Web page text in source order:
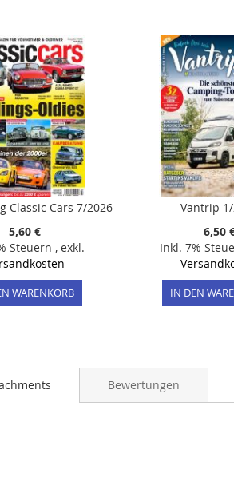
Classic Cars 7/2026
5,60 €
Steuern , exkl.
WARENKORB
Vantrip
6,50
Inkl. 7%
IN DEN
Bewertungen